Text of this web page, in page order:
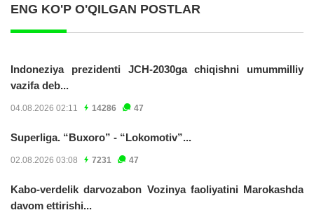
ENG KO'P O'QILGAN POSTLAR
Indoneziya prezidenti JCH-2030ga chiqishni umummilliy
vazifa deb...
04.08.2026 02:11 14286 47
Superliga. “Buxoro” - “Lokomotiv”...
02.08.2026 03:08 7231 47
Kabo-verdelik darvozabon Vozinya faoliyatini Marokashda
davom ettirishi...